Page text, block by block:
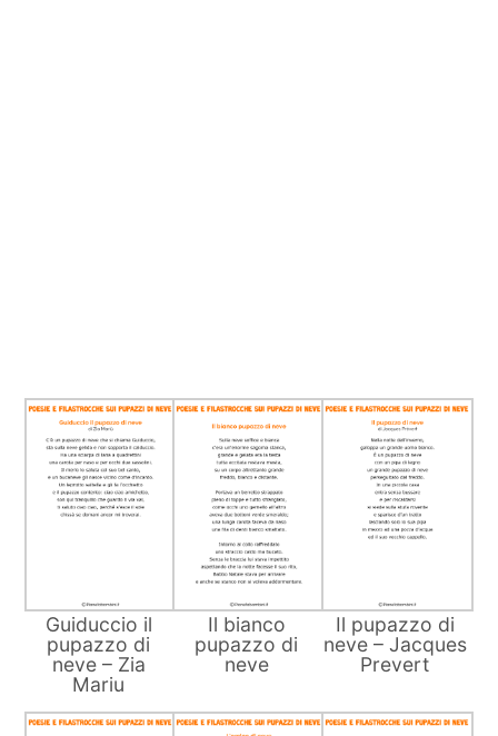
Guiduccio il
pupazzo di
neve – Zia
Mariu
Il bianco
pupazzo di
neve
Il pupazzo di
neve – Jacques
Prevert